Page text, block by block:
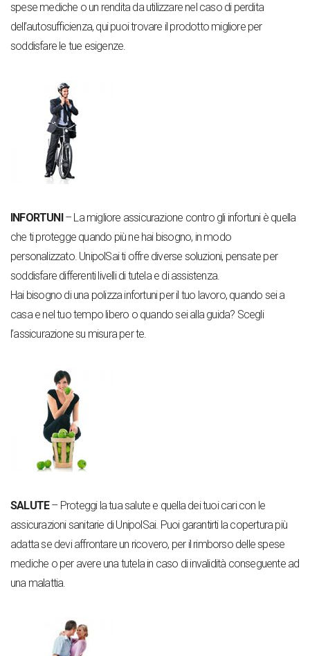
spese mediche o un rendita da utilizzare nel caso di perdita
dell’autosufficienza, qui puoi trovare il prodotto migliore per
soddisfare le tue esigenze.
INFORTUNI– La migliore assicurazione contro gli infortuni è quella
che ti protegge quando più ne hai bisogno, in modo
personalizzato. UnipolSai ti offre diverse soluzioni, pensate per
soddisfare differenti livelli di tutela e di assistenza.
Hai bisogno di una polizza infortuni per il tuo lavoro, quando sei a
casa e nel tuo tempo libero o quando sei alla guida? Scegli
l’assicurazione su misura per te.
SALUTE– Proteggi la tua salute e quella dei tuoi cari con le
assicurazioni sanitarie di UnipolSai. Puoi garantirti la copertura più
adatta se devi affrontare un ricovero, per il rimborso delle spese
mediche o per avere una tutela in caso di invalidità conseguente ad
una malattia.